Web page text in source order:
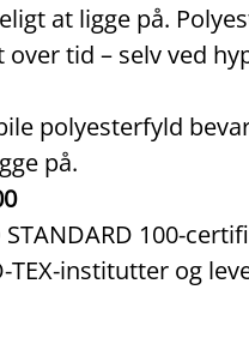
at ligge på.
tid – selv ved
polyesterfyld
på.
STANDARD
og